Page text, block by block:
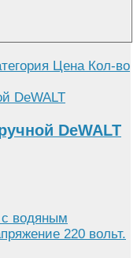
Цена Кол-во
DeWALT
водяным
220 вольт.